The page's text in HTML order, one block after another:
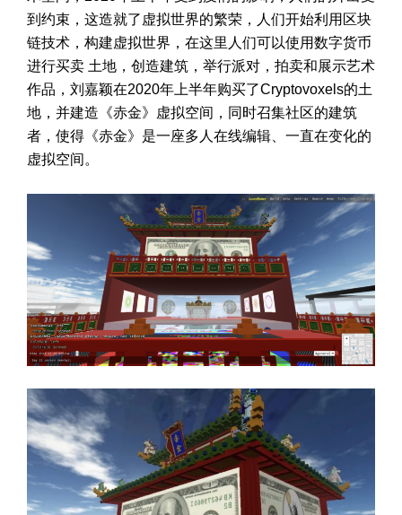
到约束，这造就了虚拟世界的繁荣，人们开始利用区块
链技术，构建虚拟世界，在这里人们可以使用数字货币
进行买卖 土地，创造建筑，举行派对，拍卖和展示艺术
作品，刘嘉颖在2020年上半年购买了Cryptovoxels的土
地，并建造《赤金》虚拟空间，同时召集社区的建筑
者，使得《赤金》是一座多人在线编辑、一直在变化的
虚拟空间。